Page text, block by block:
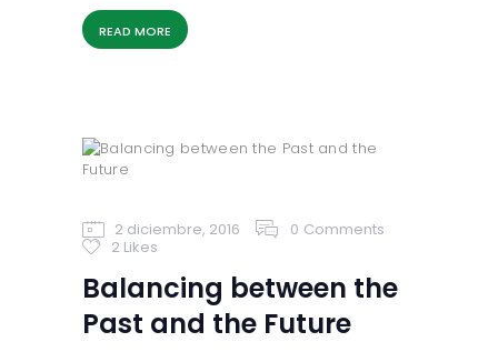
READ MORE
2 diciembre, 2016 0 Comments
2 Likes
Balancing between the
Past and the Future